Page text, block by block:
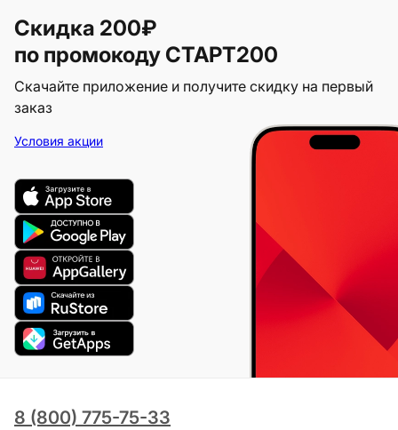
Скидка 200₽
по промокоду СТАРТ200
Скачайте приложение и получите скидку на первый
заказ
Условия акции
8 (800) 775-75-33